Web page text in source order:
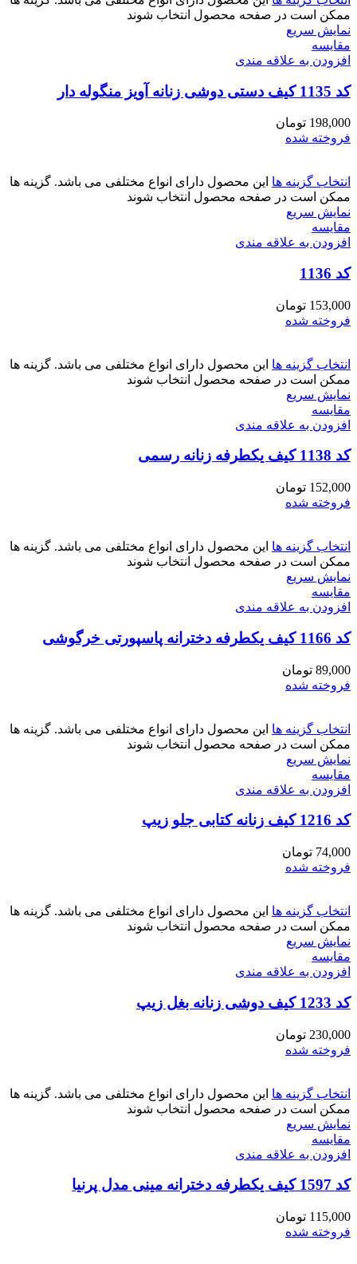
ممکن است در صفحه محصول انتخاب شوند
نمایش سریع
مقايسه
افزودن به علاقه مندی
کد 1135 کیف دستی دوشی زنانه آویز منگوله دار
198,000 تومان
فروخته شده
انتخاب گزینه ها این محصول دارای انواع مختلفی می باشد. گزینه ها
ممکن است در صفحه محصول انتخاب شوند
نمایش سریع
مقايسه
افزودن به علاقه مندی
کد 1136
153,000 تومان
فروخته شده
انتخاب گزینه ها این محصول دارای انواع مختلفی می باشد. گزینه ها
ممکن است در صفحه محصول انتخاب شوند
نمایش سریع
مقايسه
افزودن به علاقه مندی
کد 1138 کیف یکطرفه زنانه رسمی
152,000 تومان
فروخته شده
انتخاب گزینه ها این محصول دارای انواع مختلفی می باشد. گزینه ها
ممکن است در صفحه محصول انتخاب شوند
نمایش سریع
مقايسه
افزودن به علاقه مندی
کد 1166 کیف یکطرفه دخترانه پاسپورتی خرگوشی
89,000 تومان
فروخته شده
انتخاب گزینه ها این محصول دارای انواع مختلفی می باشد. گزینه ها
ممکن است در صفحه محصول انتخاب شوند
نمایش سریع
مقايسه
افزودن به علاقه مندی
کد 1216 کیف زنانه کتابی جلو زیپ
74,000 تومان
فروخته شده
انتخاب گزینه ها این محصول دارای انواع مختلفی می باشد. گزینه ها
ممکن است در صفحه محصول انتخاب شوند
نمایش سریع
مقايسه
افزودن به علاقه مندی
کد 1233 کیف دوشی زنانه بغل زیپ
230,000 تومان
فروخته شده
انتخاب گزینه ها این محصول دارای انواع مختلفی می باشد. گزینه ها
ممکن است در صفحه محصول انتخاب شوند
نمایش سریع
مقايسه
افزودن به علاقه مندی
کد 1597 کیف یکطرفه دخترانه مینی مدل پرنیا
115,000 تومان
فروخته شده